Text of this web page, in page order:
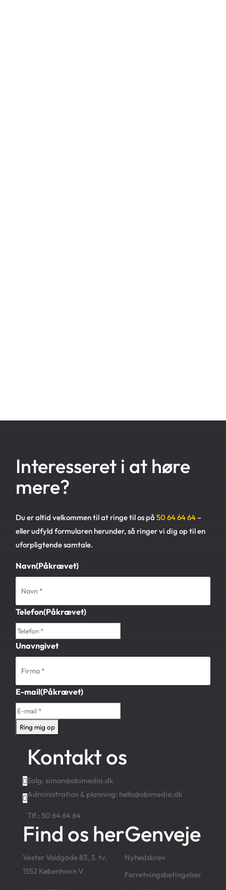
Interesseret i at høre
mere?
Du er altid velkommen til at ringe til os på50 64 64 64 –
eller udfyld formularen herunder, så ringer vi dig op til en
uforpligtende samtale.
Navn(Påkrævet)
Telefon(Påkrævet)
Unavngivet
E-mail(Påkrævet)
Kontakt os
Salg: simon@obimedia.dk
Administration & planning: hello@obimedia.dk
Tlf.: 50 64 64 64
Find os her
Vester Voldgade 83, 3. tv.
1552 København V
Genveje
Nyhedsbrev
Forretningsbetingelser